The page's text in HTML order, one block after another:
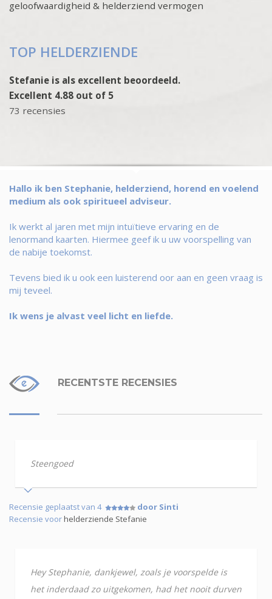
geloofwaardigheid & helderziend vermogen
TOP HELDERZIENDE
Stefanie is als excellent beoordeeld.
Excellent 4.88 out of 5
73 recensies
Hallo ik ben Stephanie, helderziend, horend en voelend
medium als ook spiritueel adviseur.
Ik werkt al jaren met mijn intuïtieve ervaring en de
lenormand kaarten. Hiermee geef ik u uw voorspelling van
de nabije toekomst.
Tevens bied ik u ook een luisterend oor aan en geen vraag is
mij teveel.
Ik wens je alvast veel licht en liefde.
RECENTSTE RECENSIES
Steengoed
Recensie geplaatst van 4
door Sinti
Recensie voorhelderziende Stefanie
Hey Stephanie, dankjewel, zoals je voorspelde is
het inderdaad zo uitgekomen, had het nooit durven